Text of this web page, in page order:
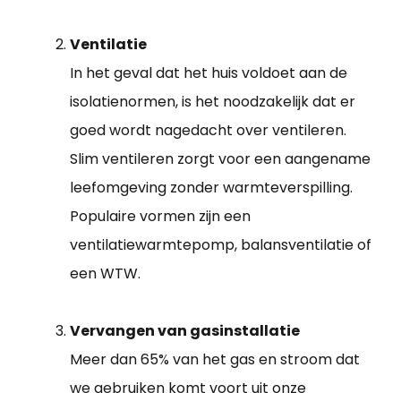
Ventilatie
In het geval dat het huis voldoet aan de
isolatienormen, is het noodzakelijk dat er
goed wordt nagedacht over ventileren.
Slim ventileren zorgt voor een aangename
leefomgeving zonder warmteverspilling.
Populaire vormen zijn een
ventilatiewarmtepomp, balansventilatie of
een WTW.
Vervangen van gasinstallatie
Meer dan 65% van het gas en stroom dat
we gebruiken komt voort uit onze